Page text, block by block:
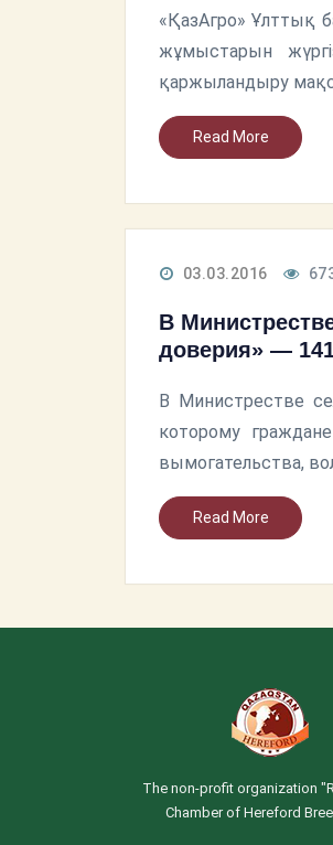
«ҚазАгро» Ұлттық
жұмыстарын
қаржыландыру
Read More
03.03.2016
В
доверия» —
В Министрестве
которому
вымогательства,
Read More
The non-profit organization
Chamber of Hereford